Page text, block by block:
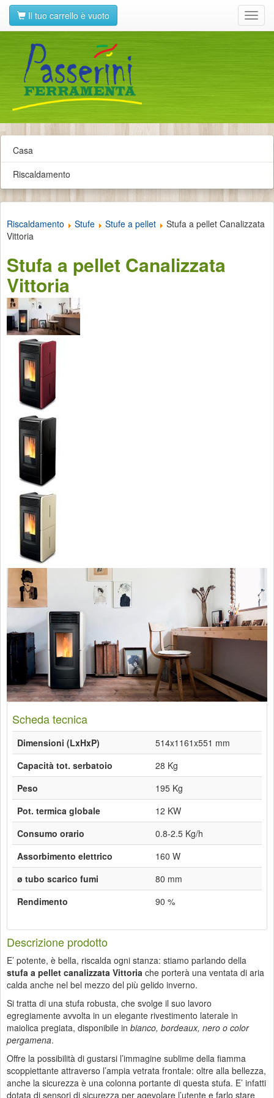
Il tuo carrello è vuoto
Casa
Riscaldamento
Riscaldamento Stufe Stufe a pellet
Stufa a pellet Canalizzata
Vittoria
Stufa a pellet Canalizzata
Vittoria
Scheda tecnica
Dimensioni (LxHxP)
514x1161x551 mm
Capacità tot. serbatoio
28 Kg
Peso
195 Kg
Pot. termica globale
12 KW
Consumo orario
0.8-2.5 Kg/h
Assorbimento elettrico
160 W
ø tubo scarico fumi
80 mm
Rendimento
90 %
Descrizione prodotto
E’ potente, è bella, riscalda ogni stanza: stiamo parlando della
stufa a pellet canalizzata Vittoria che porterà una ventata di aria
calda anche nel bel mezzo del più gelido inverno.
Si tratta di una stufa robusta, che svolge il suo lavoro
egregiamente avvolta in un elegante rivestimento laterale in
maiolica pregiata, disponibile in bianco, bordeaux, nero o color
pergamena.
Offre la possibilità di gustarsi l’immagine sublime della fiamma
scoppiettante attraverso l’ampia vetrata frontale: oltre alla bellezza,
anche la sicurezza è una colonna portante di questa stufa. E’ infatti
dotata di sensori di sicurezza per agevolare l’utente e farlo stare